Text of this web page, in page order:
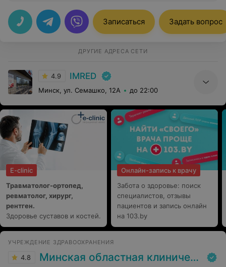
своего дела, который опереровал моего сына. Была
проведена очень сложная двухэтапная операция
артроскопия правого коленного сустава, аутопластика
передней крестообразной связки (ВТВ), артролиз
сложной проблемой, Вы смогли не только поставить
Вашу уверенность, спокойствие и потрясающий
результат! Очень переживала по поводу операции, за
сложность и последствия. Мои опасения были
специалисты. Ещё хочу поблагодарить грамотного
анастезиолога М.Г. и замечательную медицинскую
сестру А.М., которые были рядом. Ещё раз, огромное
вам спасибо, за ваше доброе ,чуткое и, просто,
человеческое отношение к пациентам.
Записаться Задать вопрос
ДРУГИЕ АДРЕСА СЕТИ
4.9 IMRED
Минск, ул. Семашко, 12А до 22:00
E-clinic
Травматолог-ортопед,
ревматолог, хирург,
рентген.
Здоровье суставов и костей.
Онлайн-запись к врачу
Забота о здоровье: поиск
специалистов, отзывы
пациентов и запись онлайн
на 103.by
УЧРЕЖДЕНИЕ ЗДРАВООХРАНЕНИЯ
4.8 Минская областная клиническая больница